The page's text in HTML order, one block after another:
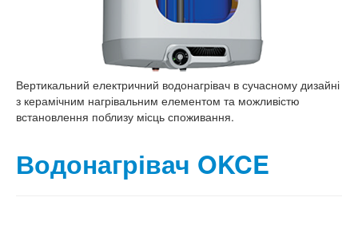
Вертикальний електричний водонагрівач в сучасному дизайні
з керамічним нагрівальним елементом та можливістю
встановлення поблизу місць споживання.
Водонагрівач OKCE